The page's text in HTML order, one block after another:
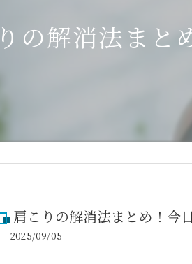
よくある質問 あな
肩、
股関
の解消法まと
肩こりの解消法まとめ！今
2025/09/05